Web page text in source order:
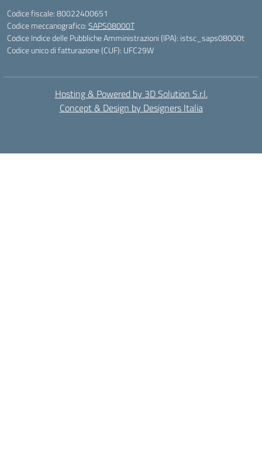
Codice fiscale: 80022400651
Codice meccanografico:SAPS08000T
Codice Indice delle Pubbliche Amministrazioni (IPA): istsc_saps08000t
Codice unico di fatturazione (CUF): UFC29W
Hosting & Powered by 3D Solution S.r.l.
Concept & Design by Designers Italia